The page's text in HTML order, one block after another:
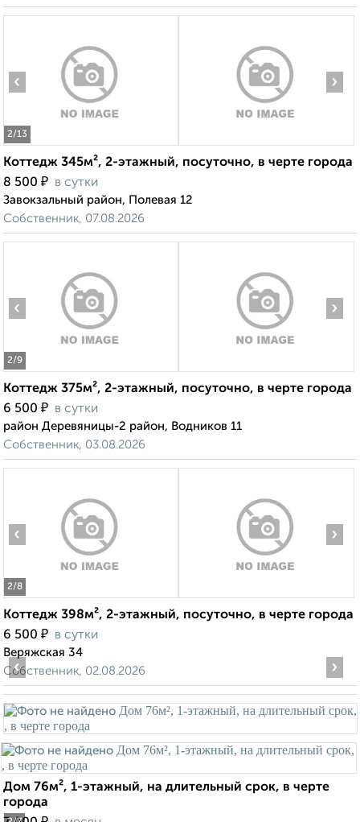
2/13
‹ ›
Коттедж 345м², 2-этажный, посуточно, в черте города
8 500 ₽ в сутки
Завокзальный район, Полевая 12
Собственник, 07.08.2026
2/9
‹ ›
Коттедж 375м², 2-этажный, посуточно, в черте города
6 500 ₽ в сутки
район Деревяницы-2 район, Водников 11
Собственник, 03.08.2026
2/8
‹ ›
Коттедж 398м², 2-этажный, посуточно, в черте города
6 500 ₽ в сутки
Веряжская 34
Собственник, 02.08.2026
‹ ›
Дом 76м², 1-этажный, на длительный срок, в черте
города